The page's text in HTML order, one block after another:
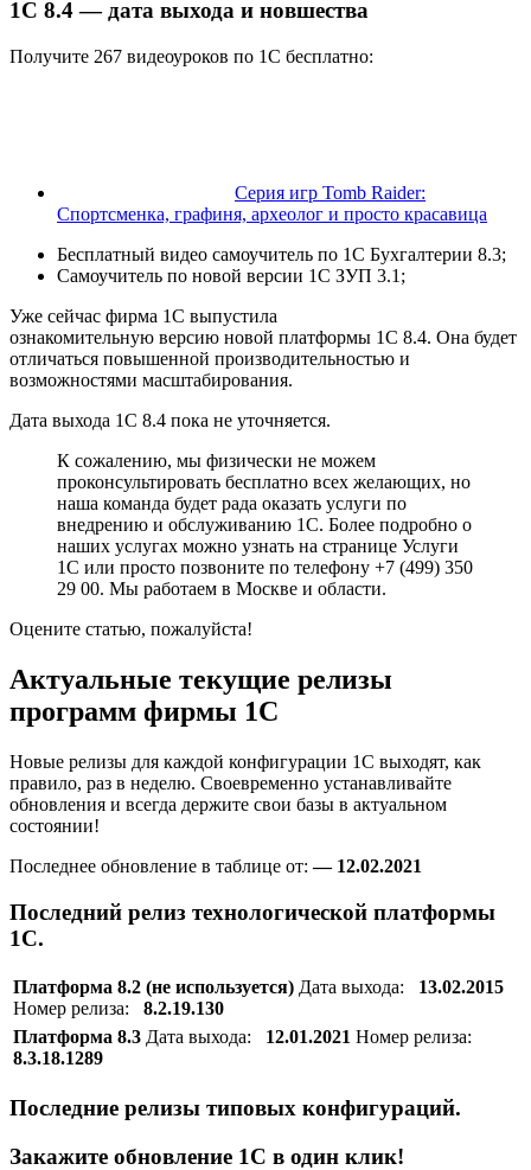
1С 8.4 — дата выхода и новшества
Получите 267 видеоуроков по 1С бесплатно:
Серия игр Tomb Raider:
Спортсменка, графиня, археолог и просто красавица
Бесплатный видео самоучитель по 1С Бухгалтерии 8.3;
Самоучитель по новой версии 1С ЗУП 3.1;
Уже сейчас фирма 1С выпустила
ознакомительную версию новой платформы 1С 8.4. Она будет
отличаться повышенной производительностью и
возможностями масштабирования.
Дата выхода 1С 8.4 пока не уточняется.
К сожалению, мы физически не можем
проконсультировать бесплатно всех желающих, но
наша команда будет рада оказать услуги по
внедрению и обслуживанию 1С. Более подробно о
наших услугах можно узнать на странице Услуги
1С или просто позвоните по телефону +7 (499) 350
29 00. Мы работаем в Москве и области.
Оцените статью, пожалуйста!
Актуальные текущие релизы
программ фирмы 1С
Новые релизы для каждой конфигурации 1С выходят, как
правило, раз в неделю. Своевременно устанавливайте
обновления и всегда держите свои базы в актуальном
состоянии!
Последнее обновление в таблице от:— 12.02.2021
Последний релиз технологической платформы
1С.
Платформа 8.2 (не используется) Дата выхода: 13.02.2015
Номер релиза: 8.2.19.130
Платформа 8.3 Дата выхода: 12.01.2021 Номер релиза:
8.3.18.1289
Последние релизы типовых конфигураций.
Закажите обновление 1C в один клик!